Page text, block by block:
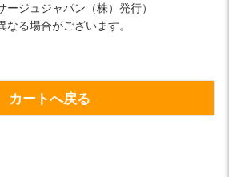
ージュジャパン（株）発行）
る場合がございます。
カートへ戻る